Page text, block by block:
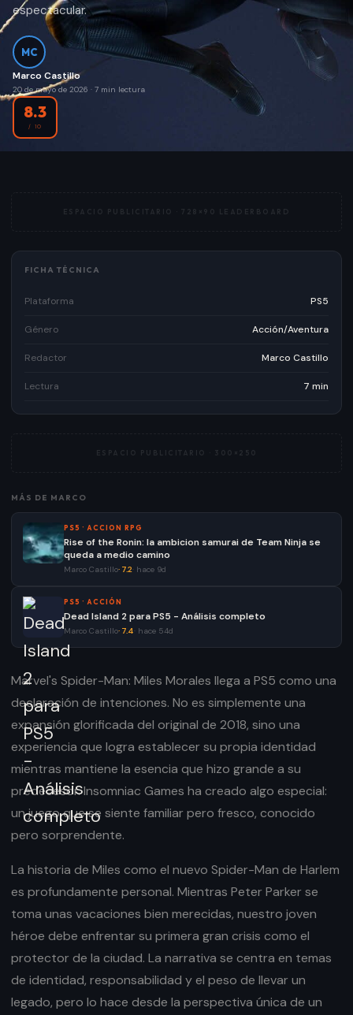
espectacular.
MC
Marco Castillo
20 de mayo de 2026 · 7 min lectura
8.3
/ 10
ESPACIO PUBLICITARIO ·728×90 LEADERBOARD
Marvel's Spider-Man: Miles Morales llega a PS5 como una
declaración de intenciones. No es simplemente una
expansión glorificada del original de 2018, sino una
experiencia que logra establecer su propia identidad
mientras mantiene la esencia que hizo grande a su
predecesor. Insomniac Games ha creado algo especial:
un juego que se siente familiar pero fresco, conocido
pero sorprendente.
La historia de Miles como el nuevo Spider-Man de Harlem
es profundamente personal. Mientras Peter Parker se
toma unas vacaciones bien merecidas, nuestro joven
héroe debe enfrentar su primera gran crisis como el
protector de la ciudad. La narrativa se centra en temas
de identidad, responsabilidad y el peso de llevar un
legado, pero lo hace desde la perspectiva única de un
FICHA TÉCNICA
Plataforma PS5
Género Acción/Aventura
Redactor Marco Castillo
Lectura 7 min
ESPACIO PUBLICITARIO · 300×250
MÁS DE MARCO
PS5 · ACCION RPG
Rise of the Ronin: la ambicion samurai de Team Ninja se
queda a medio camino
Marco Castillo· 7.2 hace 9d
PS5 · ACCIÓN
Dead Island 2 para PS5 - Análisis completo
Marco Castillo· 7.4 hace 54d